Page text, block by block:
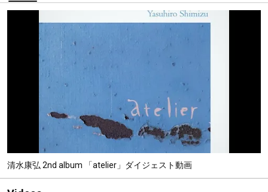
清水康弘 2nd album 「atelier」ダイジェスト動画